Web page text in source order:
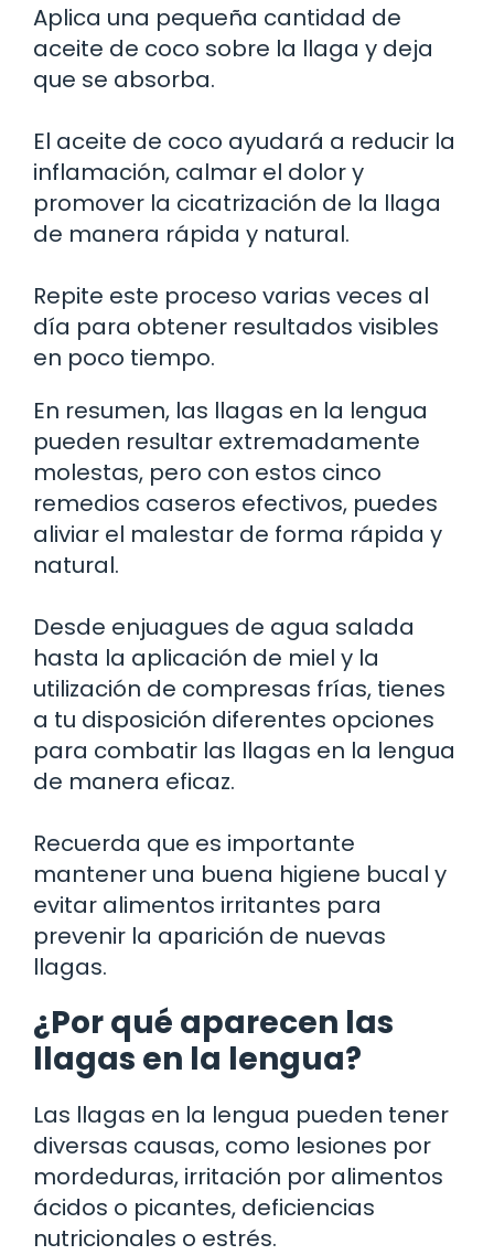
Aplica una pequeña cantidad de
aceite de coco sobre la llaga y deja
que se absorba.
El aceite de coco ayudará a reducir la
inflamación, calmar el dolor y
promover la cicatrización de la llaga
de manera rápida y natural.
Repite este proceso varias veces al
día para obtener resultados visibles
en poco tiempo.
En resumen, las llagas en la lengua
pueden resultar extremadamente
molestas, pero con estos cinco
remedios caseros efectivos, puedes
aliviar el malestar de forma rápida y
natural.
Desde enjuagues de agua salada
hasta la aplicación de miel y la
utilización de compresas frías, tienes
a tu disposición diferentes opciones
para combatir las llagas en la lengua
de manera eficaz.
Recuerda que es importante
mantener una buena higiene bucal y
evitar alimentos irritantes para
prevenir la aparición de nuevas
llagas.
¿Por qué aparecen las
llagas en la lengua?
Las llagas en la lengua pueden tener
diversas causas, como lesiones por
mordeduras, irritación por alimentos
ácidos o picantes, deficiencias
nutricionales o estrés.